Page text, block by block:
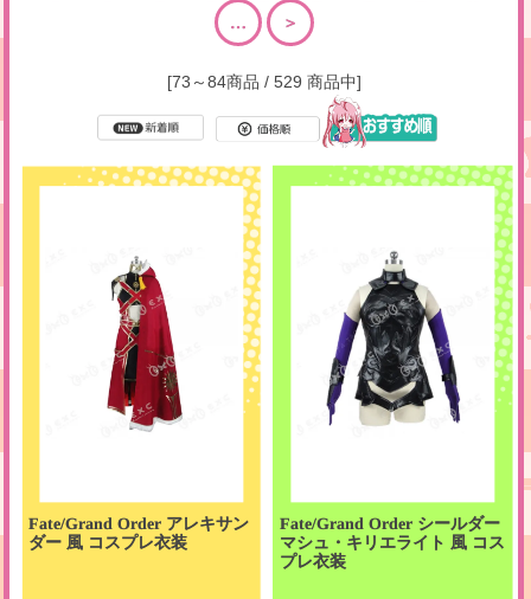
… ＞
[73～84商品 / 529 商品中]
Fate/Grand Order アレキサン
ダー 風 コスプレ衣装
Fate/Grand Order シールダー
マシュ・キリエライト 風 コス
プレ衣装